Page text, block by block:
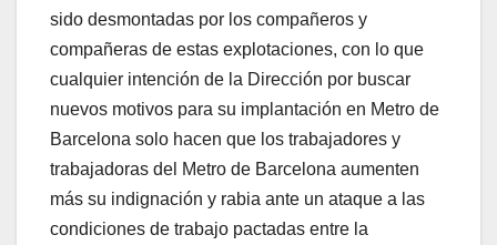
sido desmontadas por los compañeros y
compañeras de estas explotaciones, con lo que
cualquier intención de la Dirección por buscar
nuevos motivos para su implantación en Metro de
Barcelona solo hacen que los trabajadores y
trabajadoras del Metro de Barcelona aumenten
más su indignación y rabia ante un ataque a las
condiciones de trabajo pactadas entre la